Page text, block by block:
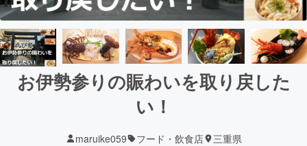
お伊勢参りの賑わいを取り戻した
い！
maruike059 フード・飲食店 三重県